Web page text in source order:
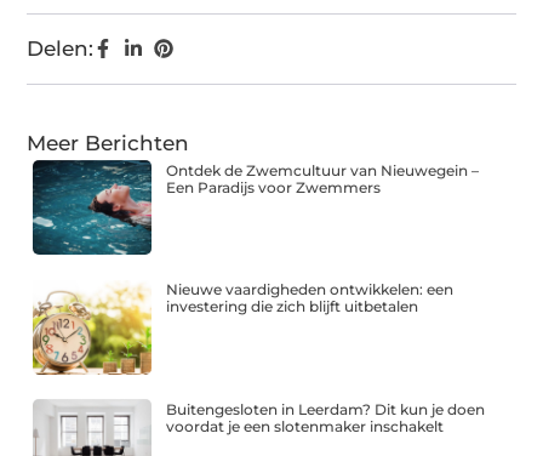
Delen:
Meer Berichten
Ontdek de Zwemcultuur van Nieuwegein –
Een Paradijs voor Zwemmers
Nieuwe vaardigheden ontwikkelen: een
investering die zich blijft uitbetalen
Buitengesloten in Leerdam? Dit kun je doen
voordat je een slotenmaker inschakelt